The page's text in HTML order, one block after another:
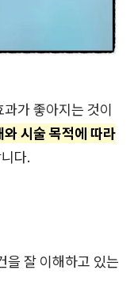
가 좋아지는 것이
시술 목적에 따라
다.
을 잘 이해하고 있는